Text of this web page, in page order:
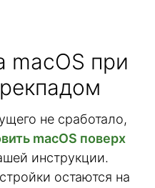
macOS при
не сработало,
macOS поверх
инструкции.
остаются на